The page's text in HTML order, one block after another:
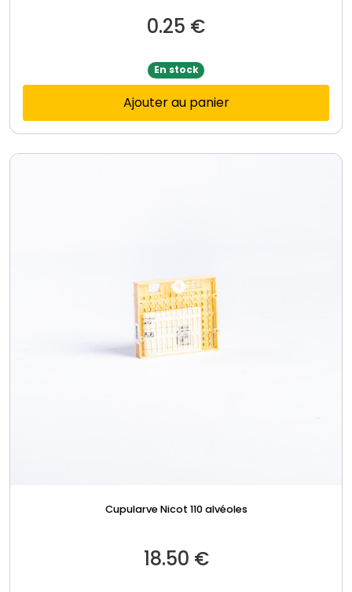
0.25 €
En stock
Ajouter au panier
Cupularve Nicot 110 alvéoles
18.50 €